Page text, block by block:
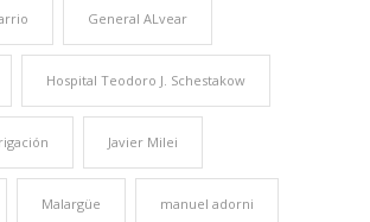
General ALvear
Hospital Teodoro J. Schestakow
Javier Milei
Malargüe manuel adorni